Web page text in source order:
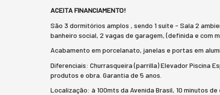
ACEITA FINANCIAMENTO!
São 3 dormitórios amplos , sendo 1 suíte - Sala 2
banheiro social, 2 vagas de garagem, (definida e com
Acabamento em porcelanato, janelas e portas em
Diferenciais: Churrasqueira (parrilla) Elevador Piscina
produtos e obra. Garantia de 5 anos.
Localização: à 100mts da Avenida Brasil, 10 minutos